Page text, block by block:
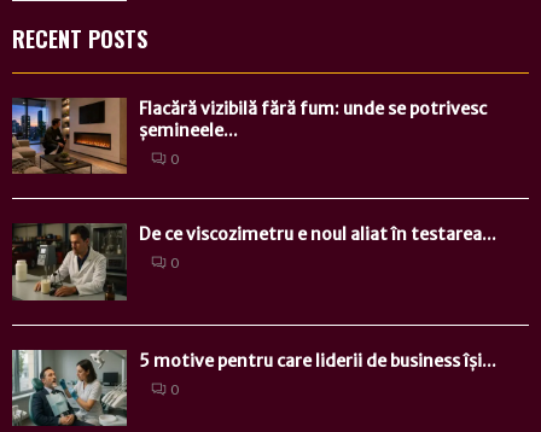
RECENT POSTS
Flacără vizibilă fără fum: unde se potrivesc
șemineele...
0
De ce viscozimetru e noul aliat în testarea...
0
5 motive pentru care liderii de business își...
0